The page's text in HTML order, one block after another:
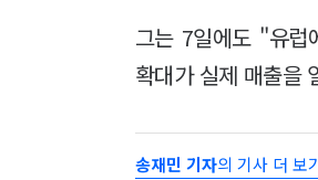
그는 7일에도 "유럽
확대가 실제 매출을
송재민 기자의 기사 더 보